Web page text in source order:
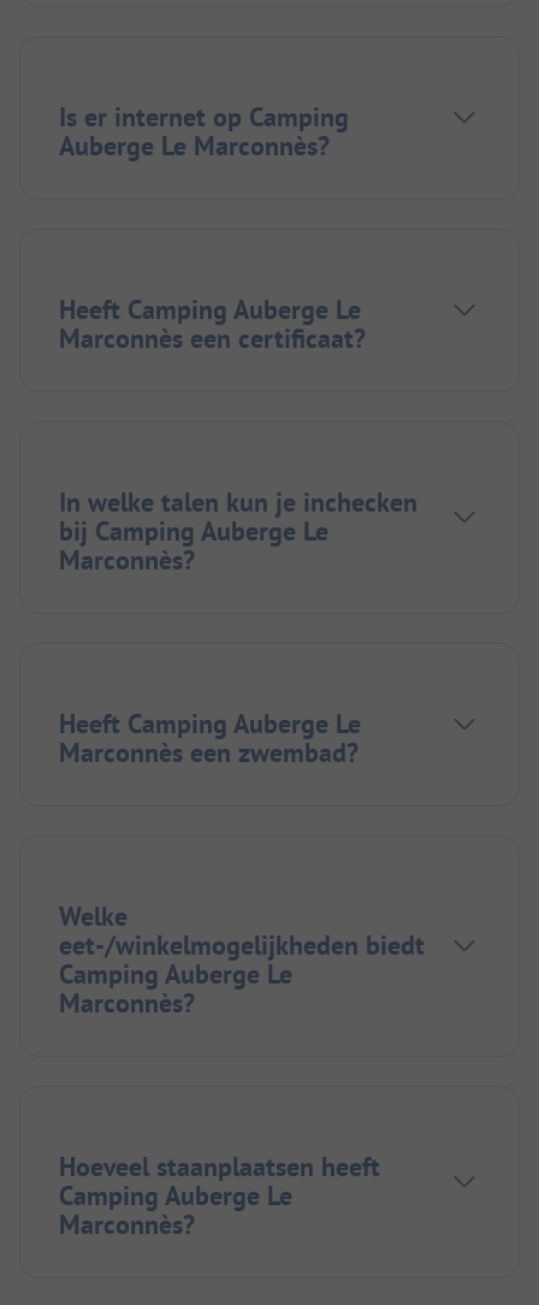
Is er internet op Camping
Auberge Le Marconnès?
Heeft Camping Auberge Le
Marconnès een certificaat?
In welke talen kun je inchecken
bij Camping Auberge Le
Marconnès?
Heeft Camping Auberge Le
Marconnès een zwembad?
Welke
eet-/winkelmogelijkheden biedt
Camping Auberge Le
Marconnès?
Hoeveel staanplaatsen heeft
Camping Auberge Le
Marconnès?